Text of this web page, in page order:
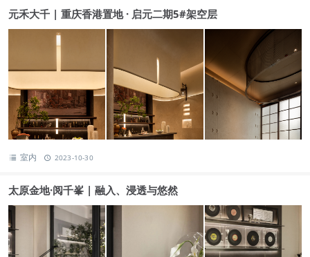
元禾大千 | 重庆香港置地 · 启元二期5#架空层
室内 2023-10-30
太原金地·阅千峯 | 融入、浸透与悠然